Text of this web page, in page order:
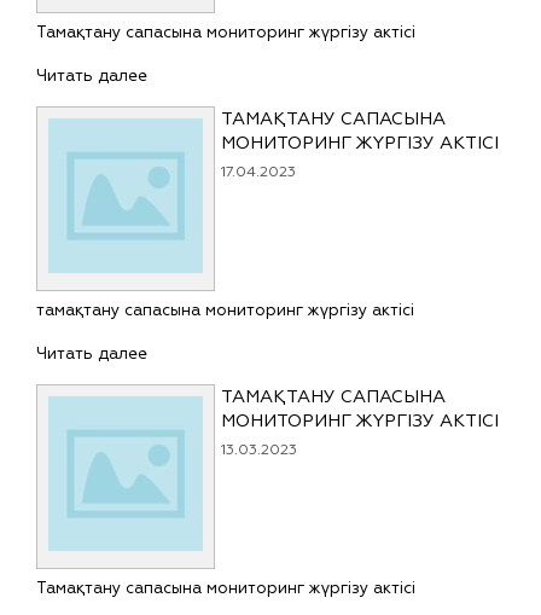
Тамақтану сапасына мониторинг жүргізу актісі
Читать далее
ТАМАҚТАНУ САПАСЫНА
МОНИТОРИНГ ЖҮРГІЗУ АКТІСІ
17.04.2023
тамақтану сапасына мониторинг жүргізу актісі
Читать далее
ТАМАҚТАНУ САПАСЫНА
МОНИТОРИНГ ЖҮРГІЗУ АКТІСІ
13.03.2023
Тамақтану сапасына мониторинг жүргізу актісі